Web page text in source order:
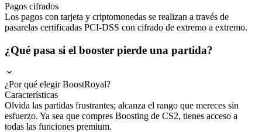
Pagos cifrados
Los pagos con tarjeta y criptomonedas se realizan a través de
pasarelas certificadas PCI-DSS con cifrado de extremo a extremo.
¿Qué pasa si el booster pierde una partida?
¿Por qué elegir BoostRoyal?
Características
Olvida las partidas frustrantes; alcanza el rango que mereces sin
esfuerzo. Ya sea que compres Boosting de CS2, tienes acceso a
todas las funciones premium.